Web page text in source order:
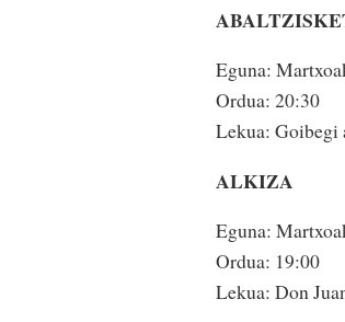
Eguna:
Ordua: 20:30
Lekua: Goibegi
ALKIZA
Eguna:
Ordua: 19:00
Lekua: Don